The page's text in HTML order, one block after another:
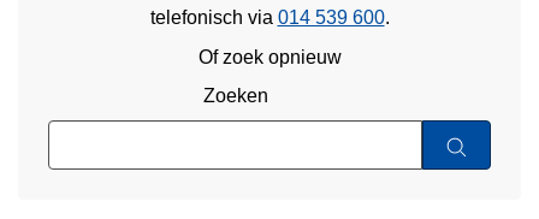
telefonisch via 014 539 600.
Of zoek opnieuw
Zoeken